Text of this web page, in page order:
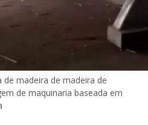
de madeira de madeira de
de maquinaria baseada em